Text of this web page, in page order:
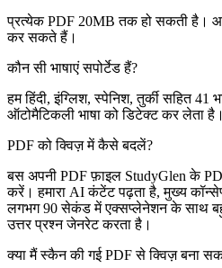
प्रत्येक PDF 20MB तक हो सकती है।
कर सकते हैं।
कौन सी भाषाएं सपोर्टेड हैं?
हम हिंदी, इंग्लिश, स्पेनिश, तुर्की सहित
ऑटोमैटिकली भाषा को डिटेक्ट कर लेता है।
PDF को क्विज़ में कैसे बदलें?
बस अपनी PDF फ़ाइल StudyGlen के
करें। हमारा AI कंटेंट पढ़ता है, मुख्य
लगभग 90 सेकंड में एक्सप्लेनेशन के साथ
उत्तर प्रश्न जेनरेट करता है।
क्या मैं स्कैन की गई PDF से क्विज़ बना